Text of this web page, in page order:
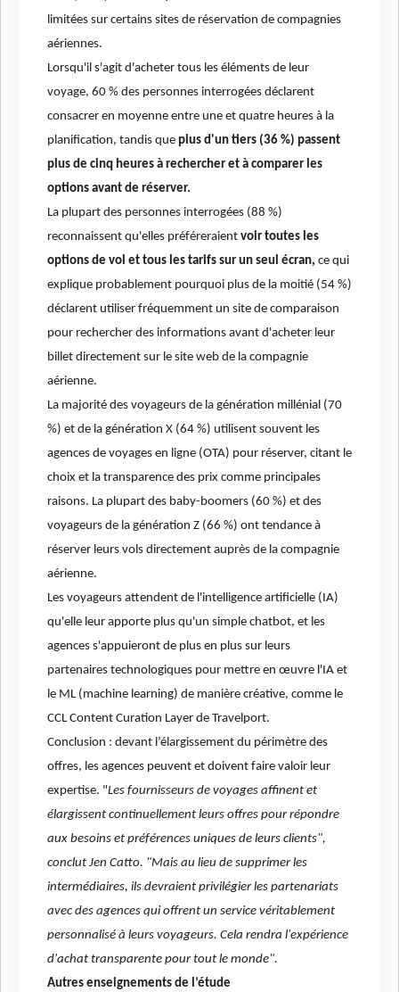
limitées sur certains sites de réservation de compagnies
aériennes.
Lorsqu'il s'agit d'acheter tous les éléments de leur
voyage, 60 % des personnes interrogées déclarent
consacrer en moyenne entre une et quatre heures à la
planification, tandis que plus d'un tiers (36 %) passent
plus de cinq heures à rechercher et à comparer les
options avant de réserver.
La plupart des personnes interrogées (88 %)
reconnaissent qu'elles préféreraient voir toutes les
options de vol et tous les tarifs sur un seul écran, ce qui
explique probablement pourquoi plus de la moitié (54 %)
déclarent utiliser fréquemment un site de comparaison
pour rechercher des informations avant d'acheter leur
billet directement sur le site web de la compagnie
aérienne.
La majorité des voyageurs de la génération millénial (70
%) et de la génération X (64 %) utilisent souvent les
agences de voyages en ligne (OTA) pour réserver, citant le
choix et la transparence des prix comme principales
raisons. La plupart des baby-boomers (60 %) et des
voyageurs de la génération Z (66 %) ont tendance à
réserver leurs vols directement auprès de la compagnie
aérienne.
Les voyageurs attendent de l'intelligence artificielle (IA)
qu'elle leur apporte plus qu'un simple chatbot, et les
agences s'appuieront de plus en plus sur leurs
partenaires technologiques pour mettre en œuvre l'IA et
le ML (machine learning) de manière créative, comme le
CCL Content Curation Layer de Travelport.
Conclusion : devant l’élargissement du périmètre des
offres, les agences peuvent et doivent faire valoir leur
expertise. "Les fournisseurs de voyages affinent et
élargissent continuellement leurs offres pour répondre
aux besoins et préférences uniques de leurs clients",
conclut Jen Catto. "Mais au lieu de supprimer les
intermédiaires, ils devraient privilégier les partenariats
avec des agences qui offrent un service véritablement
personnalisé à leurs voyageurs. Cela rendra l'expérience
d'achat transparente pour tout le monde".
Autres enseignements de l’étude